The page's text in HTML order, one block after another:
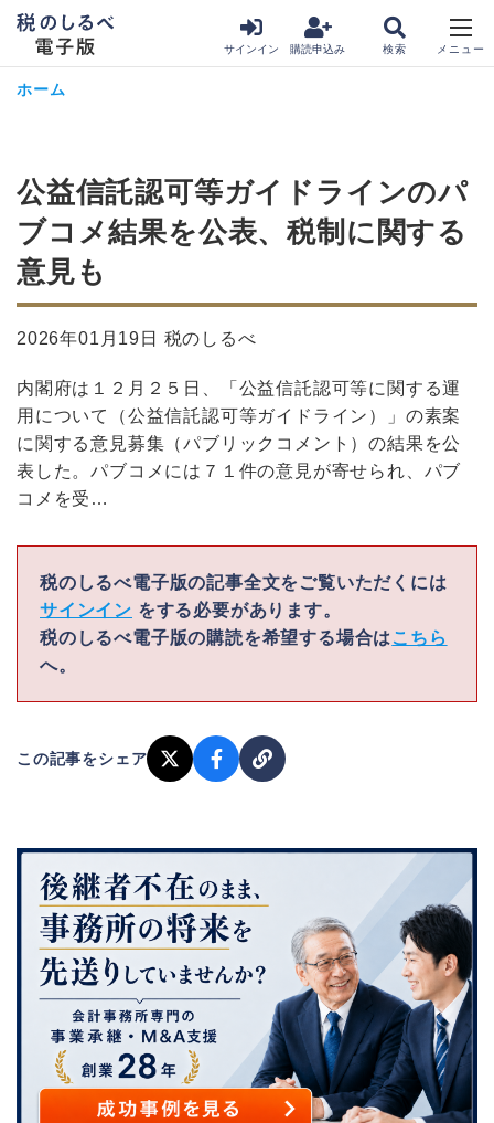
サインイン 購読申込み
ホーム
公益信託認可等ガイドラインのパ
ブコメ結果を公表、税制に関する
意見も
2026年01月19日 税のしるべ
内閣府は１２月２５日、「公益信託認可等に関する運
用について（公益信託認可等ガイドライン）」の素案
に関する意見募集（パブリックコメント）の結果を公
表した。パブコメには７１件の意見が寄せられ、パブ
コメを受…
税のしるべ電子版の記事全文をご覧いただくには
サインイン をする必要があります。
税のしるべ電子版の購読を希望する場合は こちら
へ。
この記事をシェア